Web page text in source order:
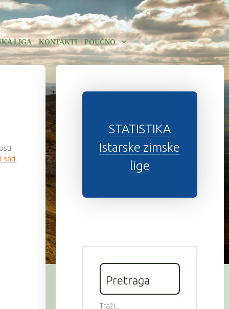
LIGA KONTAKTI POUČNO
sati,
STATISTIKA
Istarske zimske
lige
Pretraga
Traži...